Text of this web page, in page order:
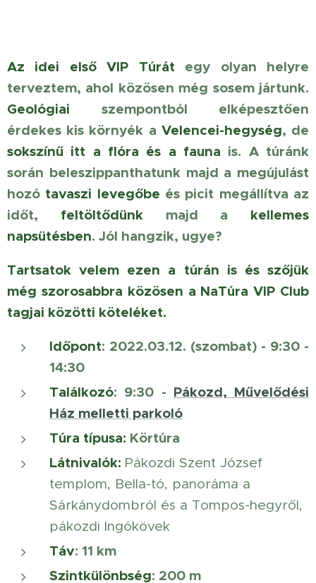
Az idei első VIP Túrátegy olyan helyre
terveztem, ahol közösen még sosem jártunk.
Geológiai szempontból elképesztően
érdekes kis környék a Velencei-hegység, de
sokszínű itt a flóra és a fauna is. A túránk
során beleszippanthatunk majd a megújulást
hozó tavaszi levegőbe és picit megállítva az
időt, feltöltődünkmajd a kellemes
napsütésben. Jól hangzik, ugye?
Tartsatok velem ezen a túrán is és szőjük
még szorosabbra közösen a NaTúra VIP Club
tagjai közötti köteléket.
Időpont: 2022.03.12. (szombat) - 9:30 -
14:30
Találkozó: 9:30 - Pákozd, Művelődési
Ház melletti parkoló
Túra típusa: Körtúra
Látnivalók: Pákozdi Szent József
templom, Bella-tó, panoráma a
Sárkánydombról és a Tompos-hegyről,
pákozdi Ingókövek
Táv: 11 km
Szintkülönbség: 200 m